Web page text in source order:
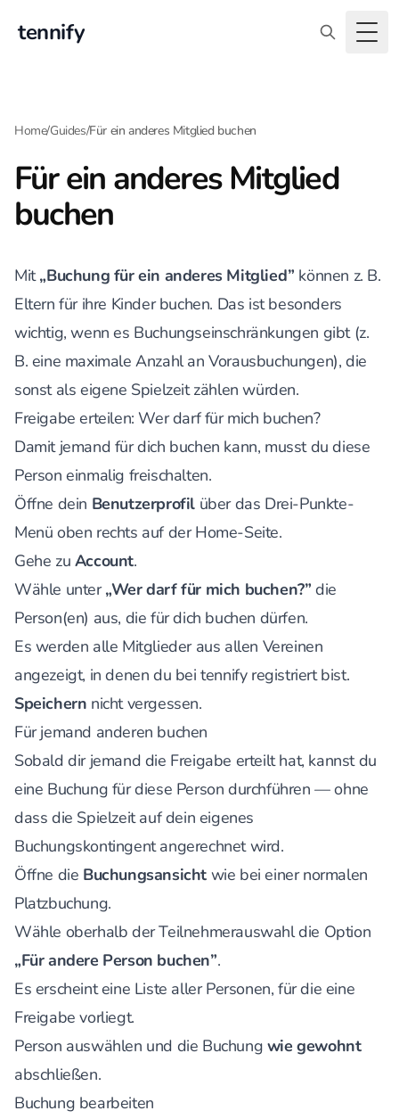
tennify
Home/Guides/Für ein anderes Mitglied buchen
Für ein anderes Mitglied
buchen
Mit„Buchung für ein anderes Mitglied” können z. B.
Eltern für ihre Kinder buchen. Das ist besonders
wichtig, wenn es Buchungseinschränkungen gibt (z.
B. eine maximale Anzahl an Vorausbuchungen), die
sonst als eigene Spielzeit zählen würden.
Freigabe erteilen: Wer darf für mich buchen?
Damit jemand für dich buchen kann, musst du diese
Person einmalig freischalten.
Öffne dein Benutzerprofil über das Drei-Punkte-
Menü oben rechts auf der Home-Seite.
Gehe zu Account.
Wähle unter„Wer darf für mich buchen?” die
Person(en) aus, die für dich buchen dürfen.
Es werden alle Mitglieder aus allen Vereinen
angezeigt, in denen du bei tennify registriert bist.
Speichern nicht vergessen.
Für jemand anderen buchen
Sobald dir jemand die Freigabe erteilt hat, kannst du
eine Buchung für diese Person durchführen — ohne
dass die Spielzeit auf dein eigenes
Buchungskontingent angerechnet wird.
Öffne die Buchungsansicht wie bei einer normalen
Platzbuchung.
Wähle oberhalb der Teilnehmerauswahl die Option
„Für andere Person buchen”.
Es erscheint eine Liste aller Personen, für die eine
Freigabe vorliegt.
Person auswählen und die Buchung wie gewohnt
abschließen.
Buchung bearbeiten